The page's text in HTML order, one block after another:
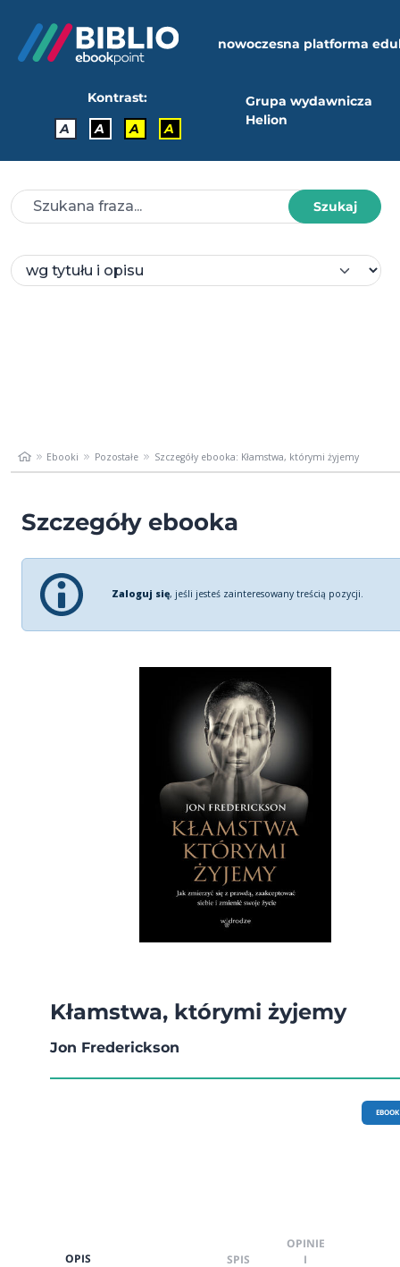
nowoczesna platforma
Kontrast:
A
A A A
Grupa wydawnicza
Helion
Szukaj
Ebooki Pozostałe Szczegóły ebooka: Kłamstwa, którymi żyjemy
Szczegóły ebooka
Zaloguj się, jeśli jesteś zainteresowany treścią pozycji.
Kłamstwa, którymi żyjemy
Jon Frederickson
EBOOK
OPIS
SPIS
OPINIE
I